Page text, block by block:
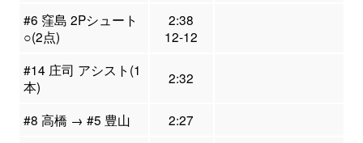
#6 窪島 2Pシュート
○(2点)
2:38
12-12
#14 庄司 アシスト(1
本)
2:32
#8 高橋 → #5 豊山
2:27